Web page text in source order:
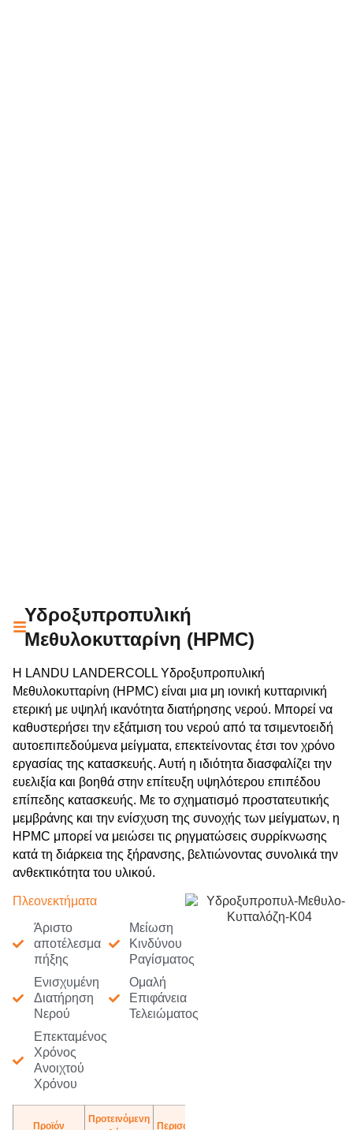
Υδροξυπροπυλική
Μεθυλοκυτταρίνη (HPMC)
Η LANDU LANDERCOLL Υδροξυπροπυλική
Μεθυλοκυτταρίνη (HPMC) είναι μια μη ιονική κυτταρινική
ετερική με υψηλή ικανότητα διατήρησης νερού. Μπορεί να
καθυστερήσει την εξάτμιση του νερού από τα τσιμεντοειδή
αυτοεπιπεδούμενα μείγματα, επεκτείνοντας έτσι τον χρόνο
εργασίας της κατασκευής. Αυτή η ιδιότητα διασφαλίζει την
ευελιξία και βοηθά στην επίτευξη υψηλότερου επιπέδου
επίπεδης κατασκευής. Με το σχηματισμό προστατευτικής
μεμβράνης και την ενίσχυση της συνοχής των μείγματων, η
HPMC μπορεί να μειώσει τις ρηγματώσεις συρρίκνωσης
κατά τη διάρκεια της ξήρανσης, βελτιώνοντας συνολικά την
ανθεκτικότητα του υλικού.
Πλεονεκτήματα
Άριστο
αποτέλεσμα
πήξης
Ενισχυμένη
Διατήρηση
Νερού
Επεκταμένος
Χρόνος
Ανοιχτού
Χρόνου
Μείωση
Κινδύνου
Ραγίσματος
Ομαλή
Επιφάνεια
Τελειώματος
Προϊόν
Προτεινόμενη
Περισσότερα